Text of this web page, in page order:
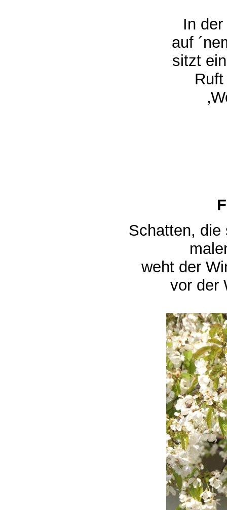
In der
auf
sitzt
Schatten, die
weht der
vor der